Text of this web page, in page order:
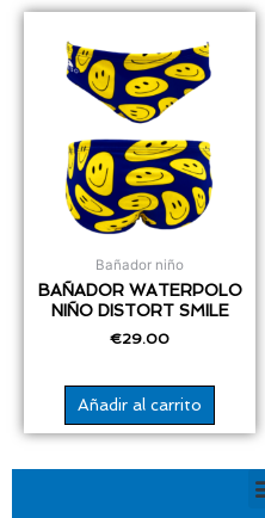
Bañador niño
BAÑADOR WATERPOLO
NIÑO DISTORT SMILE
€29.00
Añadir al carrito